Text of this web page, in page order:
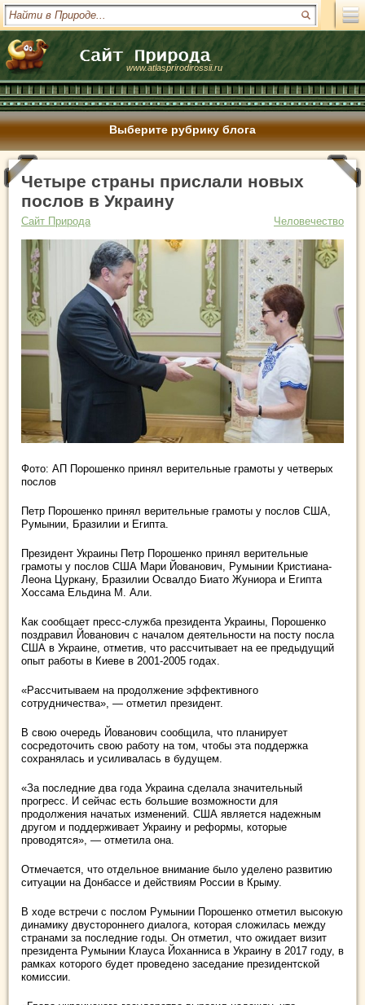
www.atlasprirodirossii.ru
Выберите рубрику блога
Четыре страны прислали новых
послов в Украину
Сайт Природа Человечество
Фото: АП Порошенко принял верительные грамоты у четверых
послов
Петр Порошенко принял верительные грамоты у послов США,
Румынии, Бразилии и Египта.
Президент Украины Петр Порошенко принял верительные
грамоты у послов США Мари Йованович, Румынии Кристиана-
Леона Цуркану, Бразилии Освалдо Биато Жуниора и Египта
Хоссама Ельдина М. Али.
Как сообщает пресс-служба президента Украины, Порошенко
поздравил Йованович с началом деятельности на посту посла
США в Украине, отметив, что рассчитывает на ее предыдущий
опыт работы в Киеве в 2001-2005 годах.
«Рассчитываем на продолжение эффективного
сотрудничества», — отметил президент.
В свою очередь Йованович сообщила, что планирует
сосредоточить свою работу на том, чтобы эта поддержка
сохранялась и усиливалась в будущем.
«За последние два года Украина сделала значительный
прогресс. И сейчас есть большие возможности для
продолжения начатых изменений. США является надежным
другом и поддерживает Украину и реформы, которые
проводятся», — отметила она.
Отмечается, что отдельное внимание было уделено развитию
ситуации на Донбассе и действиям России в Крыму.
В ходе встречи с послом Румынии Порошенко отметил высокую
динамику двустороннего диалога, которая сложилась между
странами за последние годы. Он отметил, что ожидает визит
президента Румынии Клауса Йоханниса в Украину в 2017 году, в
рамках которого будет проведено заседание президентской
комиссии.